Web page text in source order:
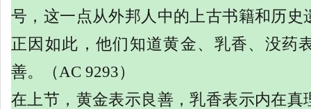
号，这一点从外邦人中的上古书籍和历史
正因如此，他们知道黄金、乳香、没药
善。（AC 9293）
在上节，黄金表示良善，乳香表示内在真